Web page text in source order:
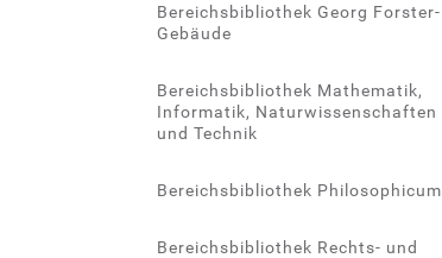
Bereichsbibliothek Georg Forster-
Gebäude
Bereichsbibliothek Mathematik,
Informatik, Naturwissenschaften
und Technik
Bereichsbibliothek Philosophicum
Bereichsbibliothek Rechts- und